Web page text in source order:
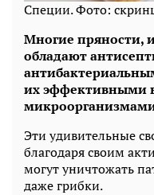
Специи. Фото:
Многие пряности,
обладают
их эффективными
Эти удивительные
благодаря своим
могут уничтожать
даже грибки.